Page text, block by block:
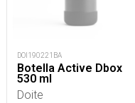
DOI190221BA
Botella Active Dbox
530 ml
Doite